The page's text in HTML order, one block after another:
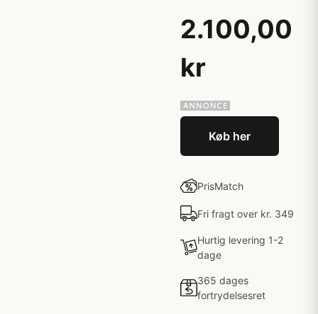
2.100,00
kr
Køb her
PrisMatch
Fri fragt over kr. 349
Hurtig levering 1-2
dage
365 dages
fortrydelsesret